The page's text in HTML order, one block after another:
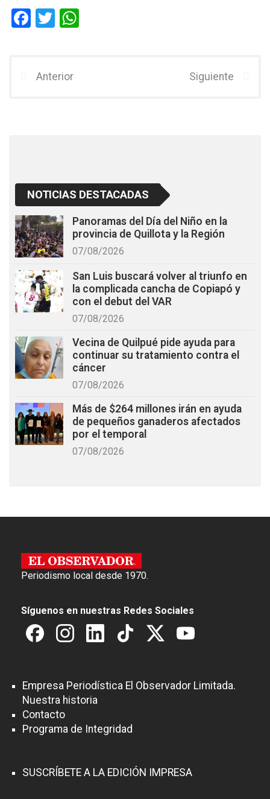
F
b
T
er
Anterior Siguiente
NOTICIAS DESTACADAS
Panoramas del Día del Niño en la
provincia de Quillota y la Región
07/08/2026
San Luis buscará volver al triunfo en
la complicada cancha de Copiapó y
con el debut del VAR
07/08/2026
Vecina de Quilpué pide ayuda para
continuar su tratamiento contra el
cáncer
07/08/2026
Más de $264 millones irán en ayuda
de pequeños ganaderos afectados
por el temporal
07/08/2026
Periodismo local desde 1970.
Síguenos en nuestras Redes Sociales
Empresa Periodística El Observador Limitada.
Nuestra historia
Contacto
Programa de Integridad
SUSCRÍBETE A LA EDICIÓN IMPRESA